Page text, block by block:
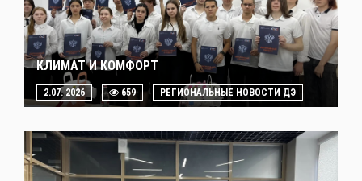
КЛИМАТ И КОМФОРТ
2.07. 2026 659 РЕГИОНАЛЬНЫЕ НОВОСТИ ДЭ